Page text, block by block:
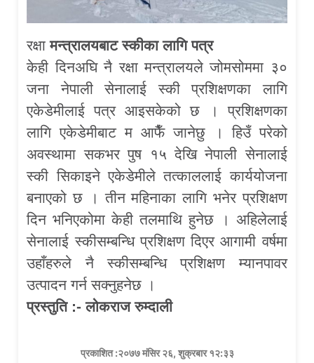
रक्षा मन्त्रालयबाट स्कीका लागि पत्र
केही दिनअघि नै रक्षा मन्त्रालयले जोमसोममा ३०
जना नेपाली सेनालाई स्की प्रशिक्षणका लागि
एकेडेमीलाई पत्र आइसकेको छ । प्रशिक्षणका
लागि एकेडेमीबाट म आफैँ जानेछु । हिउँ परेको
अवस्थामा सकभर पुष १५ देखि नेपाली सेनालाई
स्की सिकाइने एकेडेमीले तत्काललाई कार्ययोजना
बनाएको छ । तीन महिनाका लागि भनेर प्रशिक्षण
दिन भनिएकोमा केही तलमाथि हुनेछ । अहिलेलाई
सेनालाई स्कीसम्बन्धि प्रशिक्षण दिएर आगामी वर्षमा
उहाँहरुले नै स्कीसम्बन्धि प्रशिक्षण म्यानपावर
उत्पादन गर्न सक्नुहनेछ ।
प्रस्तुति :- लोकराज रुम्दाली
प्रकाशित :२०७७ मंसिर २६, शुक्रबार १२:३३